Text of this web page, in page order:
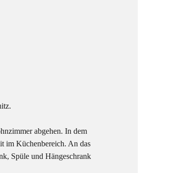
abgehen. In dem
im Küchenbereich. An das
Spüle und Hängeschrank